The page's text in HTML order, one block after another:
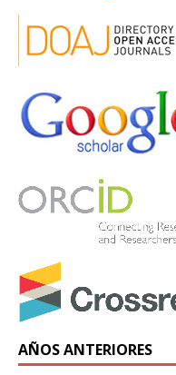
AÑOS ANTERIORES